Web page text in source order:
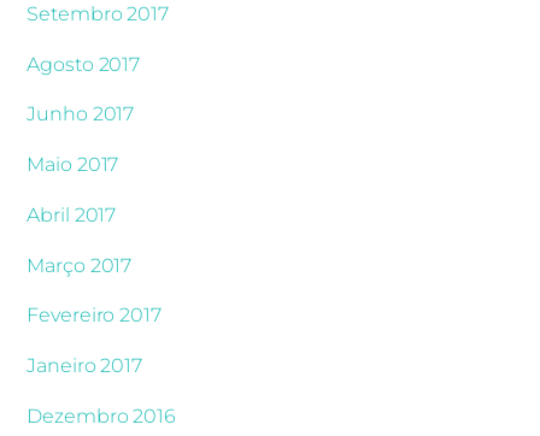
Setembro 2017
Agosto 2017
Junho 2017
Maio 2017
Abril 2017
Março 2017
Fevereiro 2017
Janeiro 2017
Dezembro 2016